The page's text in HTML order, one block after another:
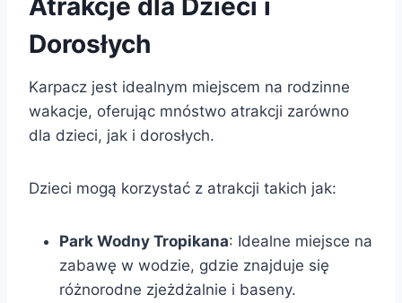
Dorosłych
Karpacz jest idealnym miejscem na rodzinne
wakacje, oferując mnóstwo atrakcji zarówno
dla dzieci, jak i dorosłych.
Dzieci mogą korzystać z atrakcji takich jak:
Park Wodny Tropikana: Idealne miejsce na
zabawę w wodzie, gdzie znajduje się
różnorodne zjeżdżalnie i baseny.